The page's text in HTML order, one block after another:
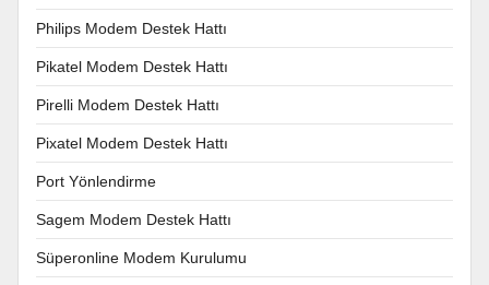
Philips Modem Destek Hattı
Pikatel Modem Destek Hattı
Pirelli Modem Destek Hattı
Pixatel Modem Destek Hattı
Port Yönlendirme
Sagem Modem Destek Hattı
Süperonline Modem Kurulumu